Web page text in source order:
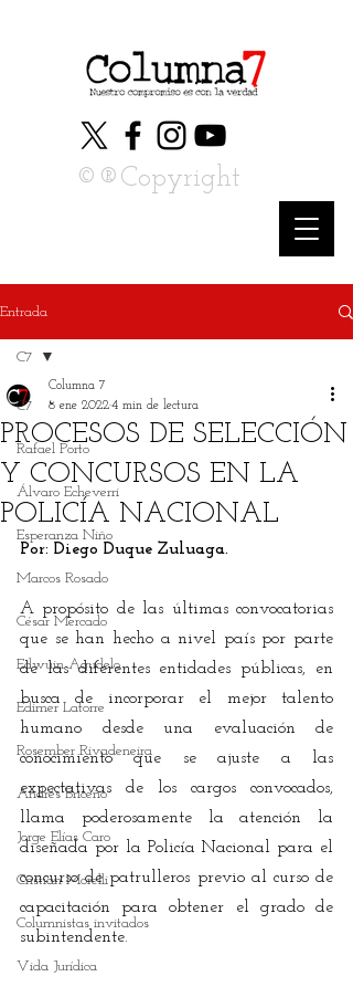
©®Copyright
Entrada
C7
Rafael Porto
Álvaro Echeverri
Esperanza Niño
Marcos Rosado
César Mercado
Edwuin Agudelo
Edimer Latorre
Rosember Rivadeneira
Andrés Briceño
Jorge Elías Caro
Cristian Morelli
Columnistas invitados
Vida Jurídica
C7
PROCESOS DE SELECCIÓN
Y CONCURSOS EN LA
POLICÍA NACIONAL
Columna 7
8 ene 20224 min de lectura
Por: Diego Duque Zuluaga.
A propósito de las últimas convocatorias
que se han hecho a nivel país por parte
de las diferentes entidades públicas, en
busca de incorporar el mejor talento
humano desde una evaluación de
conocimiento que se ajuste a las
expectativas de los cargos convocados,
llama poderosamente la atención la
diseñada por la Policía Nacional para el
concurso de patrulleros previo al curso de
capacitación para obtener el grado de
subintendente.